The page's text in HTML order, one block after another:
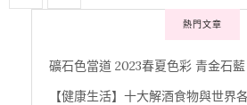
熱門文章
礦石色當道 2023春夏色彩 青金石藍
【健康生活】十大解酒食物與世界